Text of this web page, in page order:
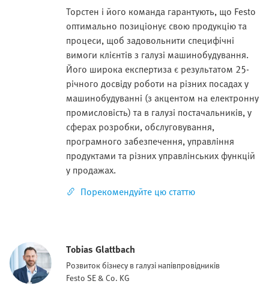
Торстен і його команда гарантують, що Festo
оптимально позиціонує свою продукцію та
процеси, щоб задовольнити специфічні
вимоги клієнтів з галузі машинобудування.
Його широка експертиза є результатом 25-
річного досвіду роботи на різних посадах у
машинобудуванні (з акцентом на електронну
промисловість) та в галузі постачальників, у
сферах розробки, обслуговування,
програмного забезпечення, управління
продуктами та різних управлінських функцій
у продажах.
Порекомендуйте цю статтю
Tobias Glattbach
Розвиток бізнесу в галузі напівпровідників
Festo SE & Co. KG